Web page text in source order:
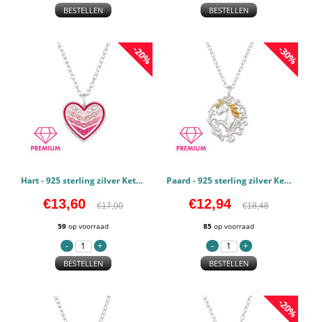
BESTELLEN BESTELLEN
-20%
Hart - 925 sterling zilver Kettingen voor kinderen PCJW48707
€13,60 €17,00
59 op voorraad
BESTELLEN
-30%
Paard - 925 sterling zilver Kettingen voor kinderen PCJW48385
€12,94 €18,48
85 op voorraad
BESTELLEN
-20%